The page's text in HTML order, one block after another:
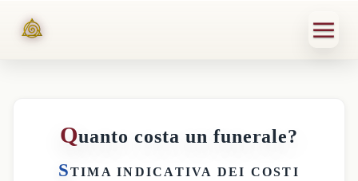
Quanto costa un funerale?
STIMA INDICATIVA DEI COSTI